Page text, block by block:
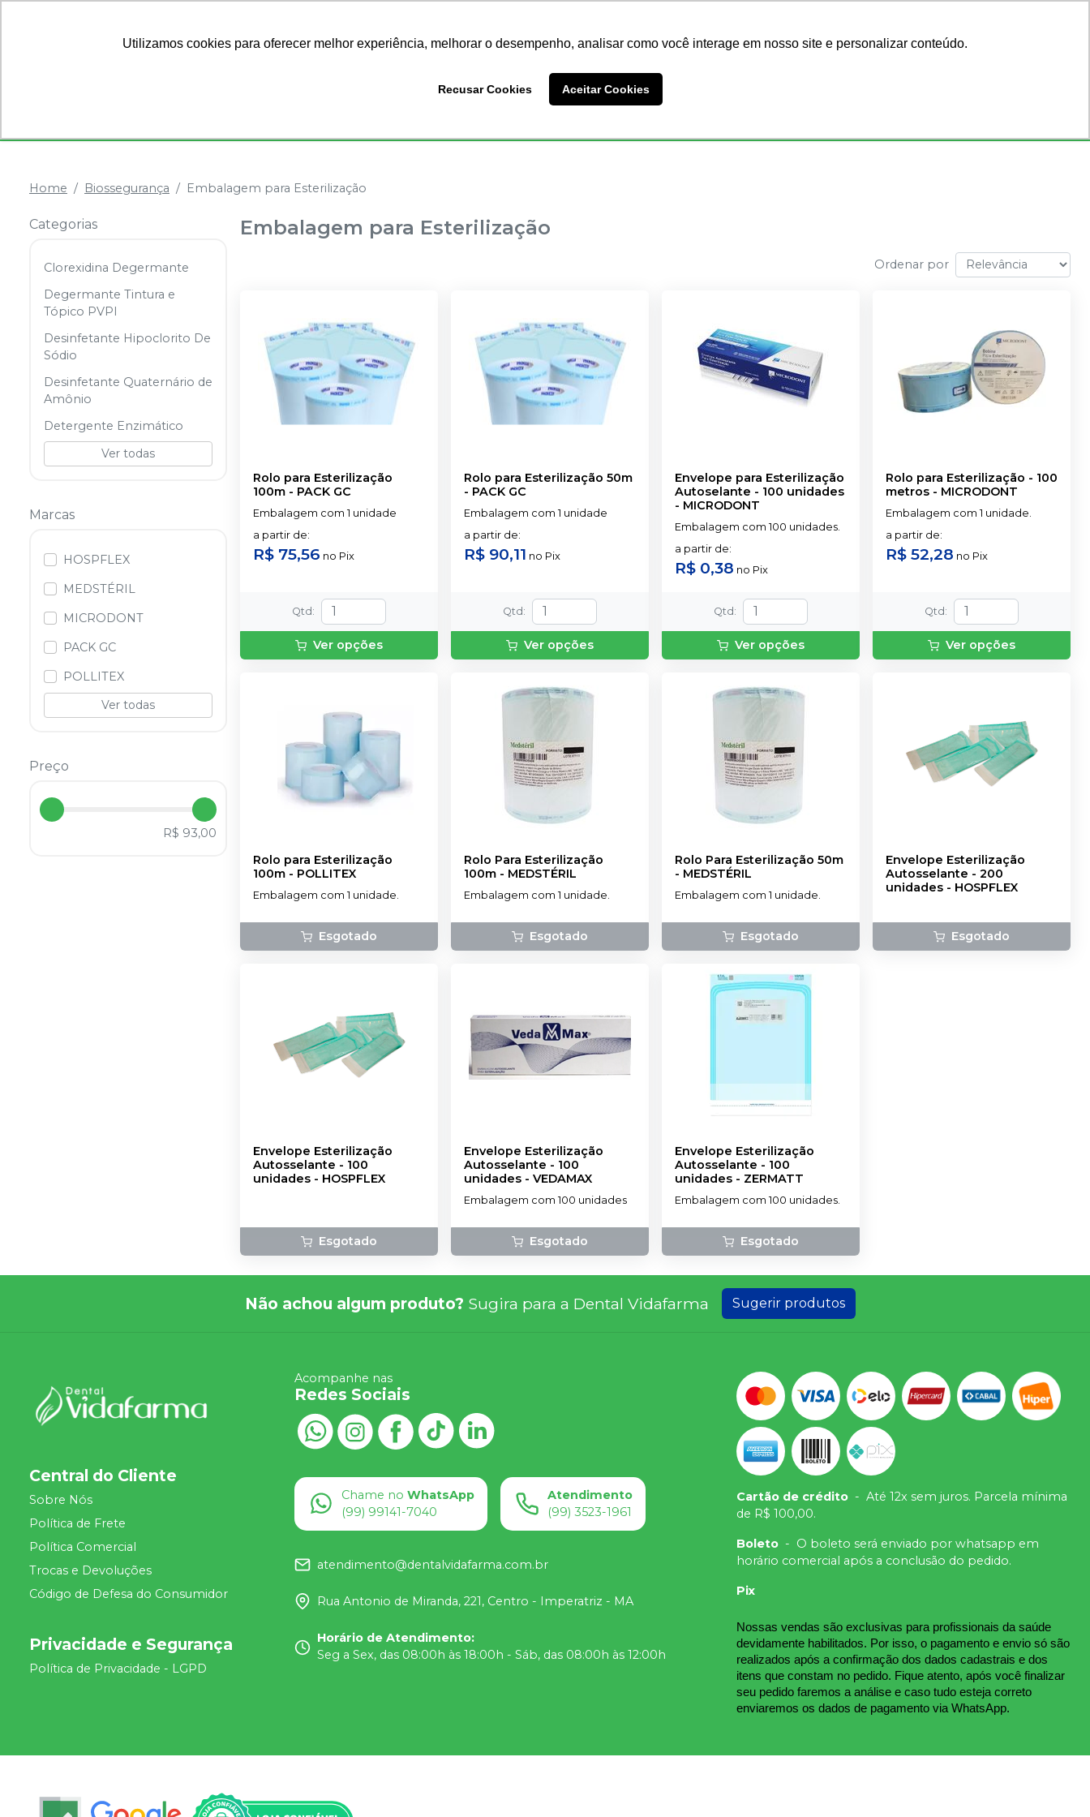
Utilizamos cookies para oferecer melhor experiência, melhorar o desempenho, analisar como você interage em nosso site e personalizar conteúdo.
Recusar Cookies Aceitar Cookies
Home Biossegurança Embalagem para Esterilização
Categorias
Clorexidina Degermante
Degermante Tintura e
Tópico PVPI
Desinfetante Hipoclorito De
Sódio
Desinfetante Quaternário de
Amônio
Detergente Enzimático
Ver todas
Marcas
HOSPFLEX
MEDSTÉRIL
MICRODONT
PACK GC
POLLITEX
Ver todas
Preço
R$ 93,00
Embalagem para Esterilização
Ordenar por
Rolo para Esterilização
100m - PACK GC
Embalagem com 1 unidade
a partir de:
R$ 75,56 no Pix
Qtd :
Ver opções
Rolo para Esterilização 50m
- PACK GC
Embalagem com 1 unidade
a partir de:
R$ 90,11 no Pix
Qtd :
Ver opções
Envelope para Esterilização
Autoselante - 100 unidades
- MICRODONT
Embalagem com 100 unidades.
a partir de:
R$ 0,38 no Pix
Qtd :
Ver opções
Rolo para Esterilização - 100
metros - MICRODONT
Embalagem com 1 unidade.
a partir de:
R$ 52,28 no Pix
Qtd :
Ver opções
Rolo para Esterilização
100m - POLLITEX
Embalagem com 1 unidade.
Esgotado
Rolo Para Esterilização
100m - MEDSTÉRIL
Embalagem com 1 unidade.
Esgotado
Rolo Para Esterilização 50m
- MEDSTÉRIL
Embalagem com 1 unidade.
Esgotado
Envelope Esterilização
Autosselante - 200
unidades - HOSPFLEX
Esgotado
Envelope Esterilização
Autosselante - 100
unidades - HOSPFLEX
Esgotado
Envelope Esterilização
Autosselante - 100
unidades - VEDAMAX
Embalagem com 100 unidades
Esgotado
Envelope Esterilização
Autosselante - 100
unidades - ZERMATT
Embalagem com 100 unidades.
Esgotado
Não achou algum produto? Sugira para a Dental Vidafarma Sugerir produtos
Central do Cliente
Sobre Nós
Política de Frete
Política Comercial
Trocas e Devoluções
Código de Defesa do Consumidor
Privacidade e Segurança
Política de Privacidade - LGPD
Acompanhe nas
Redes Sociais
Chame no WhatsApp
(99) 99141-7040
Atendimento
(99) 3523-1961
atendimento@dentalvidafarma.com.br
Rua Antonio de Miranda, 221, Centro - Imperatriz - MA
Horário de Atendimento:
Seg a Sex, das 08:00h às 18:00h - Sáb, das 08:00h às 12:00h
Cartão de crédito - Até 12x sem juros. Parcela mínima
de R$ 100,00.
Boleto - O boleto será enviado por whatsapp em
horário comercial após a conclusão do pedido.
Pix
Nossas vendas são exclusivas para profissionais da saúde
devidamente habilitados. Por isso, o pagamento e envio só são
realizados após a confirmação dos dados cadastrais e dos
itens que constam no pedido. Fique atento, após você finalizar
seu pedido faremos a análise e caso tudo esteja correto
enviaremos os dados de pagamento via WhatsApp.